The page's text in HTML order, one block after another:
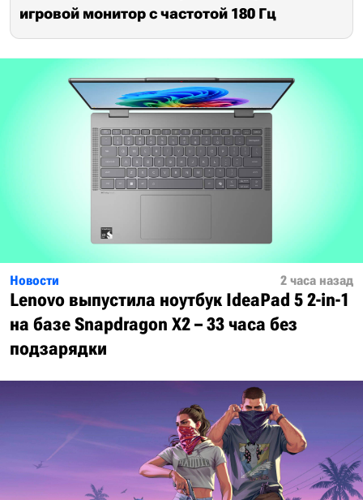
игровой монитор с частотой 180 Гц
Новости 2 часа назад
Lenovo выпустила ноутбук IdeaPad 5 2-in-1
на базе Snapdragon X2 – 33 часа без
подзарядки